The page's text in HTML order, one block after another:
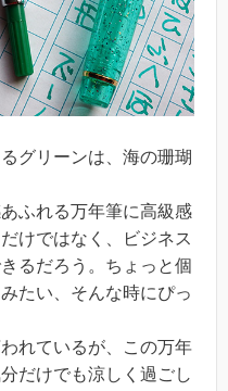
グリーンは、海の珊瑚
ふれる万年筆に高級感
けではなく、ビジネス
るだろう。ちょっと個
たい、そんな時にぴっ
れているが、この万年
だけでも涼しく過ごし